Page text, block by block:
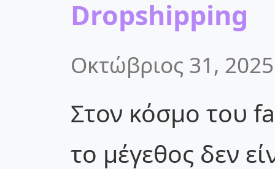
Dropshipping
Οκτώβριος 31, 2025
Στον κόσμο του
το μέγεθος δεν